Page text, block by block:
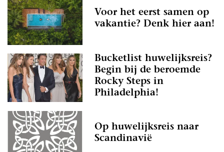
Voor het eerst samen op
vakantie? Denk hier aan!
Bucketlist huwelijksreis?
Begin bij de beroemde
Rocky Steps in
Philadelphia!
Op huwelijksreis naar
Scandinavië